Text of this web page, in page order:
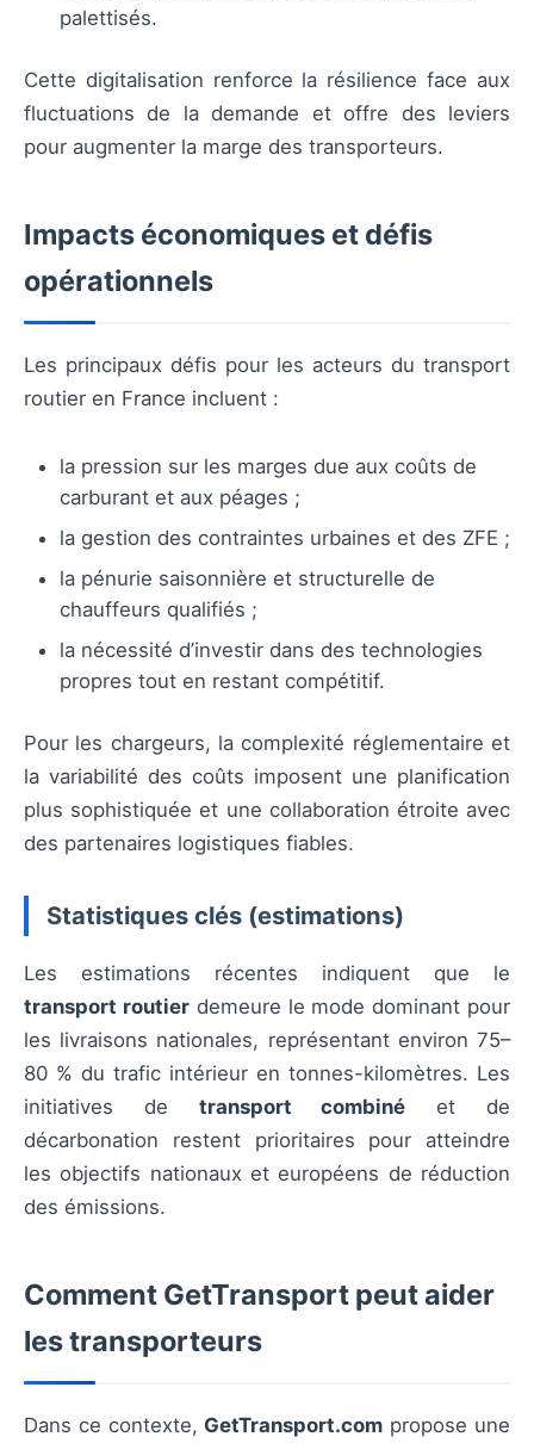
palettisés.
Cette digitalisation renforce la résilience face aux
fluctuations de la demande et offre des leviers
pour augmenter la marge des transporteurs.
Impacts économiques et défis
opérationnels
Les principaux défis pour les acteurs du transport
routier en France incluent :
la pression sur les marges due aux coûts de
carburant et aux péages ;
la gestion des contraintes urbaines et des ZFE ;
la pénurie saisonnière et structurelle de
chauffeurs qualifiés ;
la nécessité d’investir dans des technologies
propres tout en restant compétitif.
Pour les chargeurs, la complexité réglementaire et
la variabilité des coûts imposent une planification
plus sophistiquée et une collaboration étroite avec
des partenaires logistiques fiables.
Statistiques clés (estimations)
Les estimations récentes indiquent que le
transport routierdemeure le mode dominant pour
les livraisons nationales, représentant environ 75–
80 % du trafic intérieur en tonnes-kilomètres. Les
initiatives de transport combiné et de
décarbonation restent prioritaires pour atteindre
les objectifs nationaux et européens de réduction
des émissions.
Comment GetTransport peut aider
les transporteurs
Dans ce contexte, GetTransport.com propose une